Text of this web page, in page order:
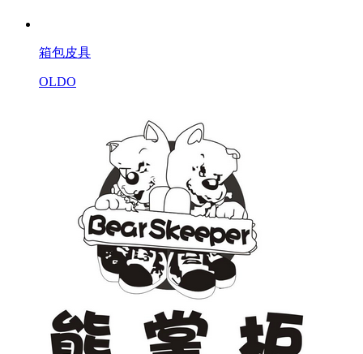
箱包皮具
OLDO